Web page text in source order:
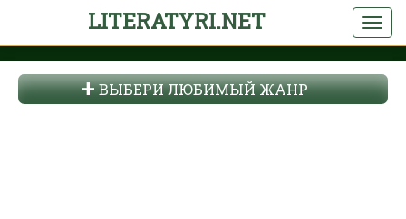
LITERATYRI.NET
ВЫБЕРИ ЛЮБИМЫЙ ЖАНР